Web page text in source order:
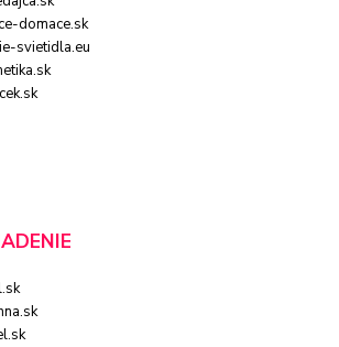
domace.sk
svietidla.eu